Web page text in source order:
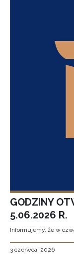
GODZINY
5.06.2026 R.
Informujemy, że w
3 czerwca, 2026